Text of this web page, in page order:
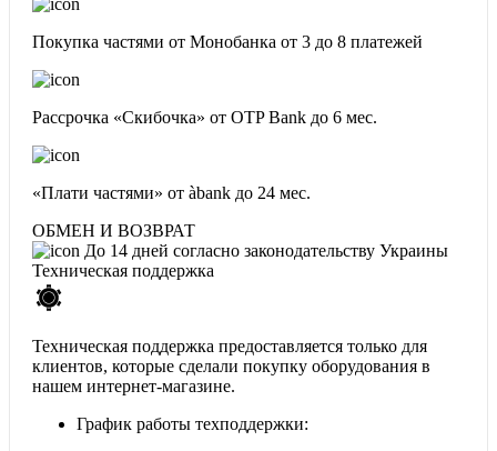
Покупка частями от Монобанка от 3 до 8 платежей
Рассрочка «Скибочка» от OTP Bank до 6 мес.
«Плати частями» от àbank до 24 мес.
ОБМЕН И ВОЗВРАТ
До 14 дней согласно законодательству Украины
Техническая поддержка
Техническая поддержка предоставляется только для
клиентов, которые сделали покупку оборудования в
нашем интернет-магазине.
График работы техподдержки: